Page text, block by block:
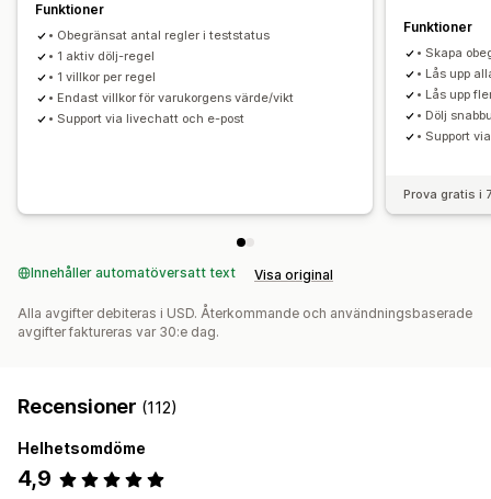
Funktioner
• Obegränsat antal regler i teststatus
• 1 aktiv dölj-regel
• 1 villkor per regel
• Endast villkor för varukorgens värde/vikt
• Support via livechatt och e-post
Funktioner
• Skapa
• Lås upp
• Lås upp
• Dölj
• Support
Prova gratis i
Innehåller automatöversatt text Visa original
Alla avgifter debiteras i USD. Återkommande och användningsbaserade
avgifter faktureras var 30:e dag.
Recensioner (112)
Helhetsomdöme
4,9